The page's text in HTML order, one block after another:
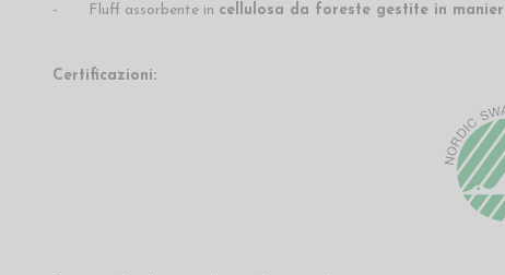
- Fluff assorbente in cellulosa da foreste gestite in
Certificazioni: